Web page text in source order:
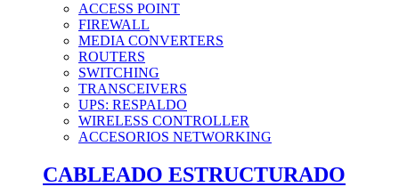
ACCESS POINT
FIREWALL
MEDIA CONVERTERS
ROUTERS
SWITCHING
TRANSCEIVERS
UPS: RESPALDO
WIRELESS CONTROLLER
ACCESORIOS NETWORKING
CABLEADO ESTRUCTURADO